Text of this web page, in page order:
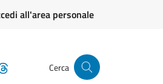
all'area personale
Cerca